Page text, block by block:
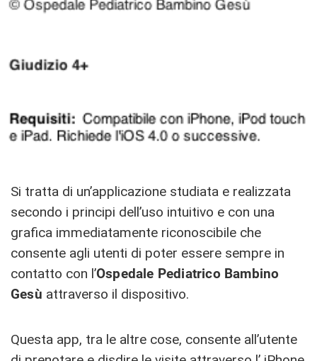
Si tratta di un’applicazione studiata e realizzata
secondo i principi dell’uso intuitivo e con una
grafica immediatamente riconoscibile che
consente agli utenti di poter essere sempre in
contatto con l’Ospedale Pediatrico Bambino
Gesù attraverso il dispositivo.
Questa app, tra le altre cose, consente all’utente